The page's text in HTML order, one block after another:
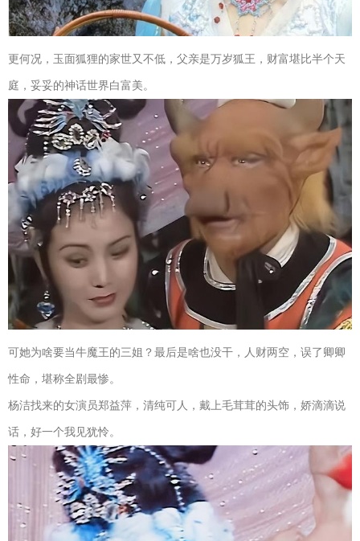
更何况，玉面狐狸的家世又不低，父亲是万岁狐王，财富堪比半个天
庭，妥妥的神话世界白富美。
可她为啥要当牛魔王的三姐？最后是啥也没干，人财两空，误了卿卿
性命，堪称全剧最惨。
杨洁找来的女演员郑益萍，清纯可人，戴上毛茸茸的头饰，娇滴滴说
话，好一个我见犹怜。